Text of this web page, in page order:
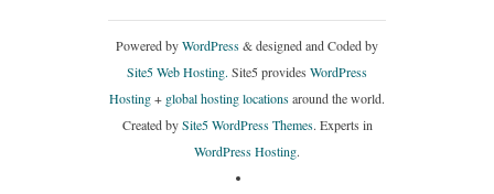
Powered byWordPress& designed and Coded by
Site5 Web Hosting. Site5 provides WordPress
Hosting+ global hosting locationsaround the world.
Created bySite5 WordPress Themes. Experts in
WordPress Hosting.